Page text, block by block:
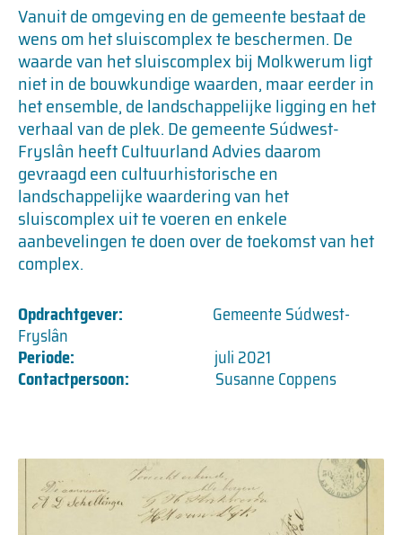
Vanuit de omgeving en de gemeente bestaat de
wens om het sluiscomplex te beschermen. De
waarde van het sluiscomplex bij Molkwerum ligt
niet in de bouwkundige waarden, maar eerder in
het ensemble, de landschappelijke ligging en het
verhaal van de plek. De gemeente Súdwest-
Fryslân heeft Cultuurland Advies daarom
gevraagd een cultuurhistorische en
landschappelijke waardering van het
sluiscomplex uit te voeren en enkele
aanbevelingen te doen over de toekomst van het
complex.
Opdrachtgever: Gemeente Súdwest-
Fryslân
Periode: juli 2021
Contactpersoon: Susanne Coppens